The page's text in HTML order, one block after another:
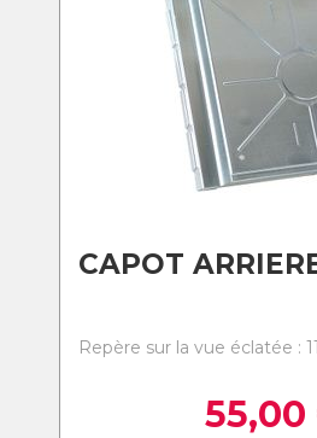
CAPOT
Repère sur la vue éclatée :
55,00